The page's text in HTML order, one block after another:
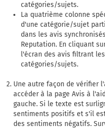
catégories/sujets.
La quatrième colonne
d'une catégorie/sujet
dans les avis
Reputation. En cliquant
l'écran des avis filtrant
catégories/sujets.
Une autre façon de vérifier
accéder à la page Avis à
gauche. Si le texte est
sentiments positifs et s'il
des sentiments négatifs.